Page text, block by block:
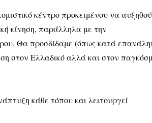
κέντρο προκειμένου να
κίνηση, παράλληλα με την
Θα προσδίδαμε (όπως κατά
στον Ελλαδικό αλλά και στον
κάθε τόπου και λειτουργεί